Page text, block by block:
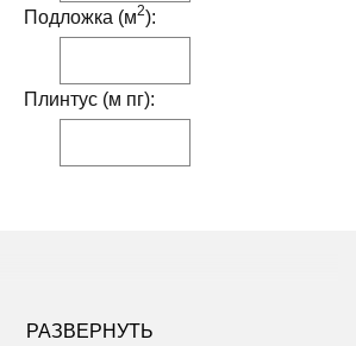
Подложка (м2):
Плинтус (м пг):
РАЗВЕРНУТЬ